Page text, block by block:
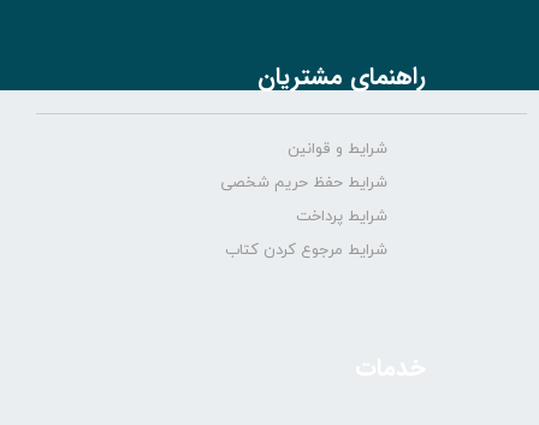
راهنمای مشتریان
شرایط و قوانین
شرایط حفظ حریم شخصی
شرایط پرداخت
شرایط مرجوع کردن کتاب